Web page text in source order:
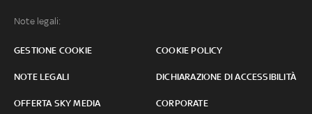
Note legali:
GESTIONE COOKIE COOKIE POLICY
NOTE LEGALI DICHIARAZIONE DI ACCESSIBILITÀ
OFFERTA SKY MEDIA CORPORATE